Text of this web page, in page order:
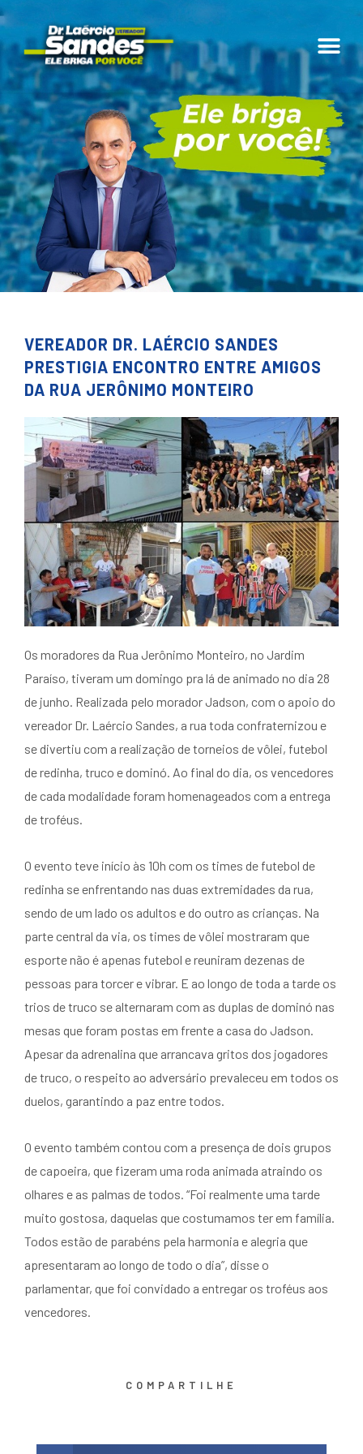
VEREADOR DR. LAÉRCIO SANDES
PRESTIGIA ENCONTRO ENTRE AMIGOS
DA RUA JERÔNIMO MONTEIRO
Os moradores da Rua Jerônimo Monteiro, no Jardim
Paraíso, tiveram um domingo pra lá de animado no dia 28
de junho. Realizada pelo morador Jadson, com o apoio do
vereador Dr. Laércio Sandes, a rua toda confraternizou e
se divertiu com a realização de torneios de vôlei, futebol
de redinha, truco e dominó. Ao final do dia, os vencedores
de cada modalidade foram homenageados com a entrega
de troféus.
O evento teve início às 10h com os times de futebol de
redinha se enfrentando nas duas extremidades da rua,
sendo de um lado os adultos e do outro as crianças. Na
parte central da via, os times de vôlei mostraram que
esporte não é apenas futebol e reuniram dezenas de
pessoas para torcer e vibrar. E ao longo de toda a tarde os
trios de truco se alternaram com as duplas de dominó nas
mesas que foram postas em frente a casa do Jadson.
Apesar da adrenalina que arrancava gritos dos jogadores
de truco, o respeito ao adversário prevaleceu em todos os
duelos, garantindo a paz entre todos.
O evento também contou com a presença de dois grupos
de capoeira, que fizeram uma roda animada atraindo os
olhares e as palmas de todos. “Foi realmente uma tarde
muito gostosa, daquelas que costumamos ter em família.
Todos estão de parabéns pela harmonia e alegria que
apresentaram ao longo de todo o dia”, disse o
parlamentar, que foi convidado a entregar os troféus aos
vencedores.
COMPARTILHE